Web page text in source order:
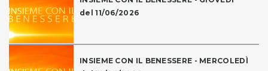
del 11/06/2026
INSIEME CON IL BENESSERE - MERCOLEDÌ